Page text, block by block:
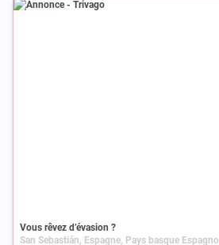
Annonce
Vous rêvez d’évasion ?
San Sebastián, Espagne, Pays basque Espagnol